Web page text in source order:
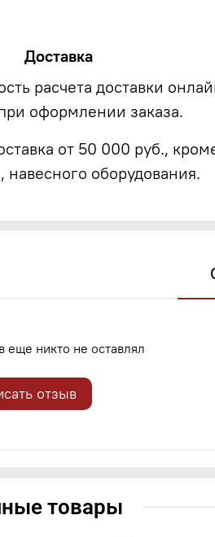
Доставка
расчета доставки
оформлении заказа.
от 50 000 руб.,
оборудования.
еще никто не оставлял
отзыв
товары